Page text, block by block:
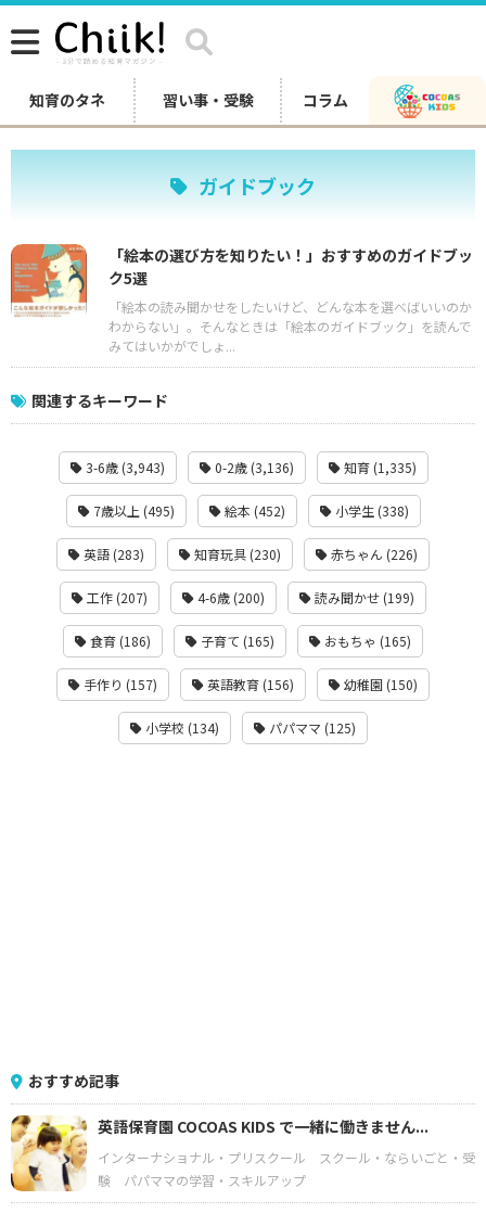
知育のタネ 習い事・受験 コラム
ガイドブック
「絵本の選び方を知りたい！」おすすめのガイドブッ
ク5選
「絵本の読み聞かせをしたいけど、どんな本を選べばいいのか
わからない」。そんなときは「絵本のガイドブック」を読んで
みてはいかがでしょ...
関連するキーワード
3-6歳 (3,943) 0-2歳 (3,136) 知育 (1,335)
7歳以上 (495) 絵本 (452) 小学生 (338)
英語 (283) 知育玩具 (230) 赤ちゃん (226)
工作 (207) 4-6歳 (200) 読み聞かせ (199)
食育 (186) 子育て (165) おもちゃ (165)
手作り (157) 英語教育 (156) 幼稚園 (150)
小学校 (134) パパママ (125)
おすすめ記事
英語保育園 COCOAS KIDS で一緒に働きません...
インターナショナル・プリスクール
スクール・ならいごと・受
験
パパママの学習・スキルアップ